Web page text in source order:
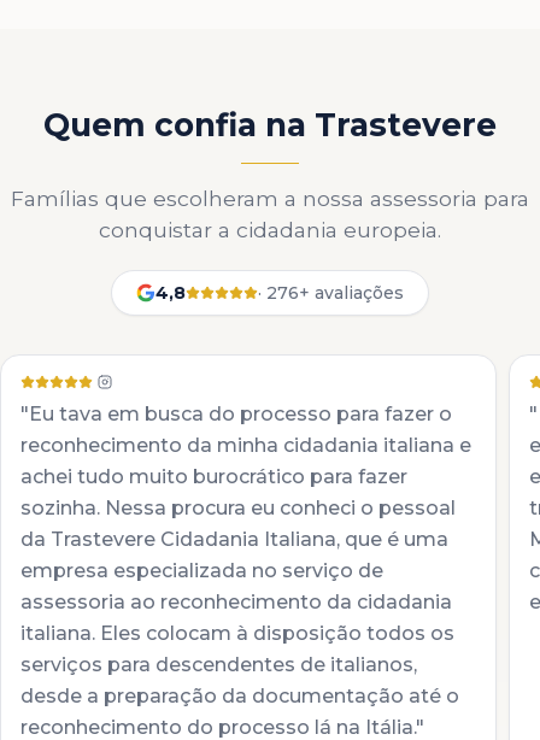
Quem confia na Trastevere
Famílias que escolheram a nossa assessoria para
conquistar a cidadania europeia.
4,8 · 276+ avaliações
"Eu tava em busca do processo para fazer o
reconhecimento da minha cidadania italiana e
achei tudo muito burocrático para fazer
sozinha. Nessa procura eu conheci o pessoal
da Trastevere Cidadania Italiana, que é uma
empresa especializada no serviço de
assessoria ao reconhecimento da cidadania
italiana. Eles colocam à disposição todos os
serviços para descendentes de italianos,
desde a preparação da documentação até o
reconhecimento do processo lá na Itália."